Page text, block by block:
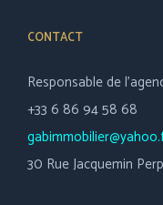
CONTACT
Responsable de
+33 6 86 94 58 68
30 Rue Jacquemin